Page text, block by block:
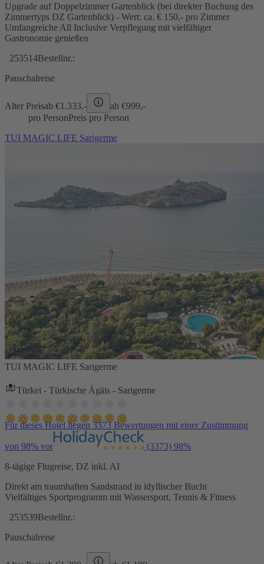
Upgrade auf Doppelzimmer Gartenblick (bei direkter Buchung des
Zimmertyps DZ Gartenblick) - Wert: ca. € 150,- pro Zimmer
Umfangreiche All Inclusive Verpflegung mit vielfältiger
Gastronomie genießen
253514Bestellnr.:
Pauschalreise
Alter Preisab €1.333,- ab €999,-
pro PersonPreis pro Person
TUI MAGIC LIFE Sarigerme
TUI MAGIC LIFE Sarigerme
Türkei - Türkische Ägäis - Sarigerme
Für dieses Hotel liegen 3373 Bewertungen mit einer Zustimmung
von 98% vor (3373) 98%
8-tägige Flugreise, DZ inkl. AI
Direkt am traumhaften Sandstrand in idyllischer Bucht
Vielfältiges Sportprogramm mit Wassersport, Tennis & Fitness
253539Bestellnr.:
Pauschalreise